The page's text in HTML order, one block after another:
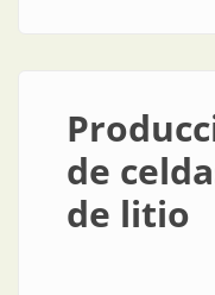
de
de litio